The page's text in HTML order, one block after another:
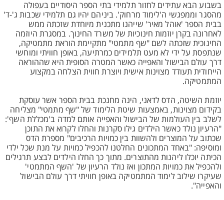
בשבוע הבא עתידים לחזור תלמידי בתי הספר היסודיים בעפולה
מהסגר וממפגשי ה'לימוד מרחוק'. ביניהם יהיו גם תלמידי שכבות ג'-ד'
בבית הספר 'אוהל מאיר' שייהנו מתכנית מיוחדת שזכתה ממש
לאחרונה בקרן יוזמות חינוכיות של משרד החינוך. במסגרת היוזמה
החינוכית שזכתה לשם "שף מתמטי" מתקיימת הוראת מתמטיקה,
שנתפסת על ידי לא מעט תלמידים כמרתיעה, באופן חוויתי ומוחשי
דרך עולם הבישול והאפייה כאשר המטרה הסופית היא שההוראה
הייחודית תעודד מצוינות אישית ויוצרת חווית הצלחה במקצוע
המתמטיקה.
יוזמת השיטה, הדס לדאני, הינה מחנכת בבית הספר אשר עוסקת
בקידום מצוינות, באמצעות שיטת הלימוד של "שף מתמטי" מצליחה
לשלב בין העולמות של הבישול והאפייה אותם למדה ב'מכללת השף':
"הרעיון נולד כאשר הילדים גילו סקרנות והחלו לקרוא את התוכן
שכתוב על המוצרים ולהשוות בין כמויות הרכיבים" מספרת הדס
ומוסיפה: "באחד המתכונים החלטנו להכפיל כמויות על מנת שכל ילדי
הכיתה יוכלו ליהנות מהתוצרים. מתוך כך החלו הילדים לבצע תרגילים
ולהכפיל את כמויות המתכון ואז נולד הרעיון של 'השף המתמטי'
שעיקרו שילוב לימוד המתמטיקה באופן חוויתי דרך עולם הבישול
והאפייה".